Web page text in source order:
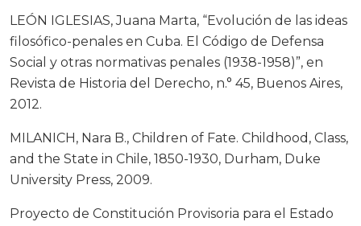
LEÓN IGLESIAS, Juana Marta, “Evolución de las ideas
filosófico-penales en Cuba. El Código de Defensa
Social y otras normativas penales (1938-1958)”, en
Revista de Historia del Derecho, n.° 45, Buenos Aires,
2012.
MILANICH, Nara B., Children of Fate. Childhood, Class,
and the State in Chile, 1850-1930, Durham, Duke
University Press, 2009.
Proyecto de Constitución Provisoria para el Estado